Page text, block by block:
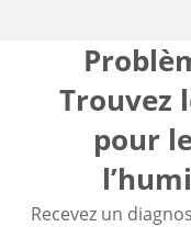
Humidité dans les Caves
Trouver un spécialiste
Diagnostic gratuit
Trouvez
pour
Recevez un